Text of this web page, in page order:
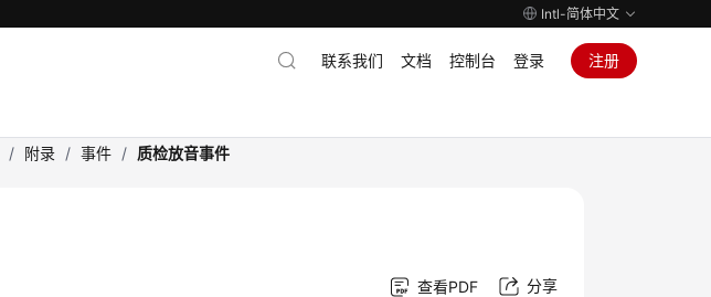
Intl-简体中文
联系我们 文档 控制台 登录 注册
/ 附录 / 事件 / 质检放音事件
查看PDF 分享